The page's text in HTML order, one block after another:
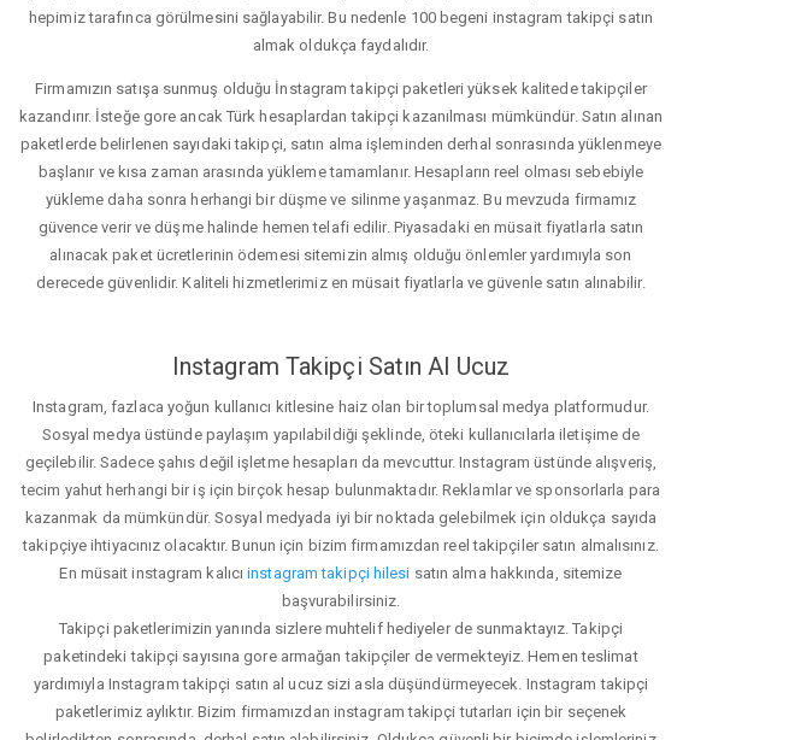
hepimiz tarafınca görülmesini sağlayabilir. Bu nedenle 100 begeni instagram takipçi satın
almak oldukça faydalıdır.
Firmamızın satışa sunmuş olduğu İnstagram takipçi paketleri yüksek kalitede takipçiler
kazandırır. İsteğe gore ancak Türk hesaplardan takipçi kazanılması mümkündür. Satın alınan
paketlerde belirlenen sayıdaki takipçi, satın alma işleminden derhal sonrasında yüklenmeye
başlanır ve kısa zaman arasında yükleme tamamlanır. Hesapların reel olması sebebiyle
yükleme daha sonra herhangi bir düşme ve silinme yaşanmaz. Bu mevzuda firmamız
güvence verir ve düşme halinde hemen telafi edilir. Piyasadaki en müsait fiyatlarla satın
alınacak paket ücretlerinin ödemesi sitemizin almış olduğu önlemler yardımıyla son
derecede güvenlidir. Kaliteli hizmetlerimiz en müsait fiyatlarla ve güvenle satın alınabilir.
Instagram Takipçi Satın Al Ucuz
Instagram, fazlaca yoğun kullanıcı kitlesine haiz olan bir toplumsal medya platformudur.
Sosyal medya üstünde paylaşım yapılabildiği şeklinde, öteki kullanıcılarla iletişime de
geçilebilir. Sadece şahıs değil işletme hesapları da mevcuttur. Instagram üstünde alışveriş,
tecim yahut herhangi bir iş için birçok hesap bulunmaktadır. Reklamlar ve sponsorlarla para
kazanmak da mümkündür. Sosyal medyada iyi bir noktada gelebilmek için oldukça sayıda
takipçiye ihtiyacınız olacaktır. Bunun için bizim firmamızdan reel takipçiler satın almalısınız.
En müsait instagram kalıcıinstagram takipçi hilesi satın alma hakkında, sitemize
başvurabilirsiniz.
Takipçi paketlerimizin yanında sizlere muhtelif hediyeler de sunmaktayız. Takipçi
paketindeki takipçi sayısına gore armağan takipçiler de vermekteyiz. Hemen teslimat
yardımıyla Instagram takipçi satın al ucuz sizi asla düşündürmeyecek. Instagram takipçi
paketlerimiz aylıktır. Bizim firmamızdan instagram takipçi tutarları için bir seçenek